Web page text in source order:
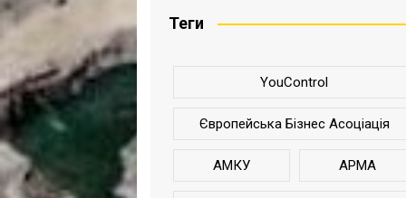
Теги
YouControl
Європейська Бізнес Асоціація
АМКУ АРМА